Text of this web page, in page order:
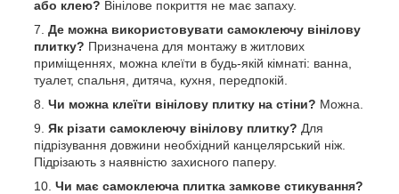
або клею? Вінілове покриття не має запаху.
Де можна використовувати самоклеючу вінілову
плитку? Призначена для монтажу в житлових
приміщеннях, можна клеїти в будь-якій кімнаті: ванна,
туалет, спальня, дитяча, кухня, передпокій.
Чи можна клеїти вінілову плитку на стіни? Можна.
Як різати самоклеючу вінілову плитку? Для
підрізування довжини необхідний канцелярський ніж.
Підрізають з наявністю захисного паперу.
Чи має самоклеюча плитка замкове стикування?